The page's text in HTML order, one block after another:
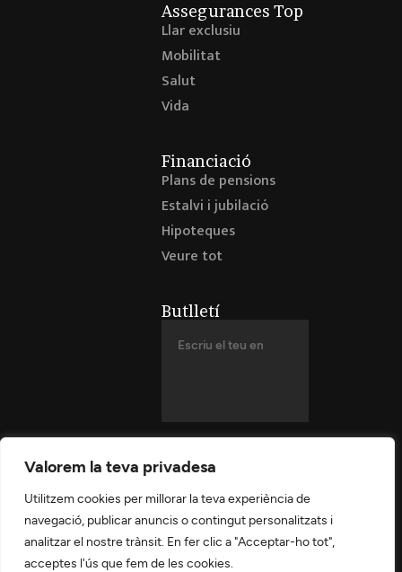
Valorem la teva privadesa
Utilitzem cookies per millorar la teva experiència de
navegació, publicar anuncis o contingut personalitzats i
analitzar el nostre trànsit. En fer clic a "Acceptar-ho tot",
acceptes l'ús que fem de les cookies.
Assegurances Top
Llar exclusiu
Mobilitat
Salut
Vida
Financiació
Plans de pensions
Estalvi i jubilació
Hipoteques
Veure tot
Butlletí